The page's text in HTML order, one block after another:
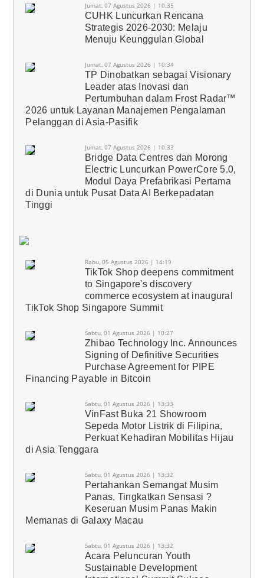
Jumat, 07 Agustus 2026 | 10:35
CUHK Luncurkan Rencana
Strategis 2026-2030: Melaju
Menuju Keunggulan Global
Jumat, 07 Agustus 2026 | 10:34
TP Dinobatkan sebagai Visionary
Leader atas Inovasi dan
Pertumbuhan dalam Frost Radar™
2026 untuk Layanan Manajemen Pengalaman
Pelanggan di Asia-Pasifik
Jumat, 07 Agustus 2026 | 10:33
Bridge Data Centres dan Morong
Electric Luncurkan PowerCore 5.0,
Modul Daya Prefabrikasi Pertama
di Dunia untuk Pusat Data AI Berkepadatan
Tinggi
Rabu, 05 Agustus 2026 | 14:19
TikTok Shop deepens commitment
to Singapore's discovery
commerce ecosystem at inaugural
TikTok Shop Singapore Summit
Sabtu, 01 Agustus 2026 | 10:27
Zhibao Technology Inc. Announces
Signing of Definitive Securities
Purchase Agreement for PIPE
Financing Payable in Bitcoin
Sabtu, 01 Agustus 2026 | 13:33
VinFast Buka 21 Showroom
Sepeda Motor Listrik di Filipina,
Perkuat Kehadiran Mobilitas Hijau
di Asia Tenggara
Sabtu, 01 Agustus 2026 | 13:32
Pertahankan Semangat Musim
Panas, Tingkatkan Sensasi ?
Keseruan Musim Panas Makin
Memanas di Galaxy Macau
Sabtu, 01 Agustus 2026 | 13:32
Acara Peluncuran Youth
Sustainable Development